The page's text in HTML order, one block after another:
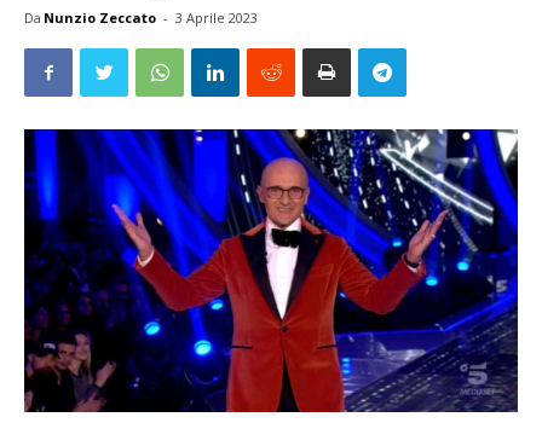
Da Nunzio Zeccato - 3 Aprile 2023